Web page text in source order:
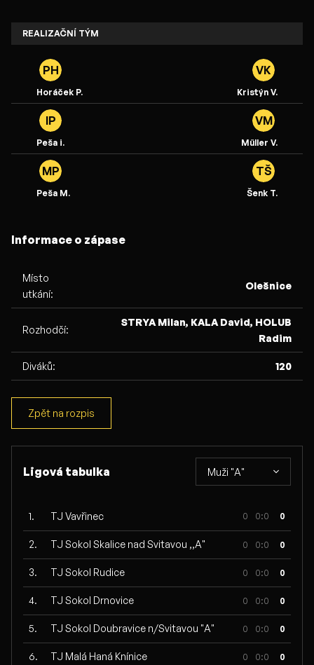
REALIZAČNÍ TÝM
PH
Horáček P. Kristýn V.
VK
IP
Peša i. Müller V.
VM
MP
Peša M. Šenk T.
TŠ
Informace o zápase
Místo
utkání:
Olešnice
Rozhodčí:
STRYA Milan, KALA David, HOLUB
Radim
Diváků: 120
Zpět na rozpis
Ligová tabulka Muži "A"
1. TJ Vavřinec 0 0:0 0
2. TJ Sokol Skalice nad Svitavou ,,A" 0 0:0 0
3. TJ Sokol Rudice 0 0:0 0
4. TJ Sokol Drnovice 0 0:0 0
5. TJ Sokol Doubravice n/Svitavou "A" 0 0:0 0
6. TJ Malá Haná Knínice 0 0:0 0